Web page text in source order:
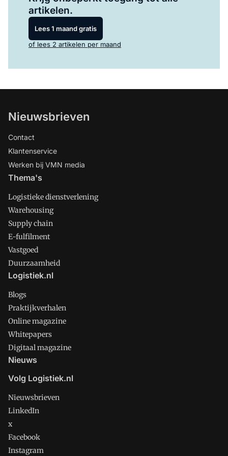
artikelen.
Lees 1 maand gratis
of lees 2 artikelen per maand
Nieuwsbrieven
Contact
Klantenservice
Werken bij VMN media
Thema's
Logistieke dienstverlening
Warehousing
Supply chain
E-fulfilment
Vastgoed
Duurzaamheid
Logistiek.nl
Blogs
Praktijkverhalen
Online magazine
Whitepapers
Digitaal magazine
Nieuws
Volg Logistiek.nl
Nieuwsbrieven
LinkedIn
x
Facebook
Instagram